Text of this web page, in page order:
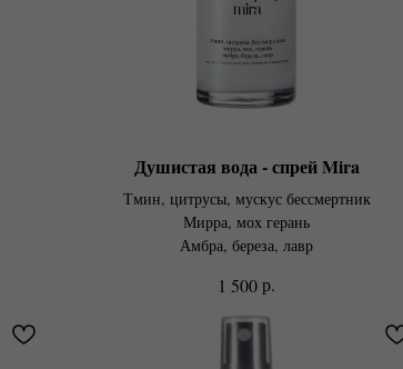
Душистая вода - спрей Mira
Тмин, цитрусы, мускус бессмертник
Мирра, мох герань
Амбра, береза, лавр
1 500р.